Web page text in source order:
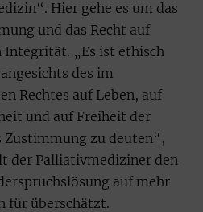
Hier gehe es um das
und das Recht auf
Integrität. „Es ist ethisch
des im
Rechtes auf Leben, auf
und auf Freiheit der
Zustimmung zu deuten“,
der Palliativmediziner den
auf mehr
für überschätzt.